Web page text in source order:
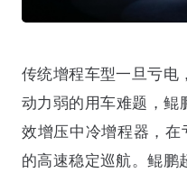
传统增程车型一旦亏电
动力弱的用车难题，鲲
效增压中冷增程器，在
的高速稳定巡航。鲲鹏